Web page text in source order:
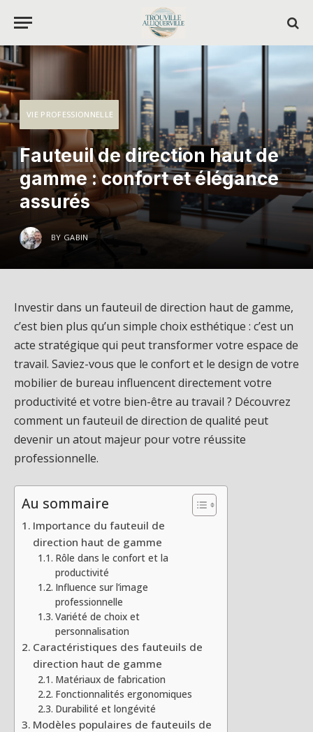
VIE PROFESSIONNELLE
Fauteuil de direction haut de
gamme : confort et élégance
assurés
BY GABIN
Investir dans un fauteuil de direction haut de gamme,
c’est bien plus qu’un simple choix esthétique : c’est un
acte stratégique qui peut transformer votre espace de
travail. Saviez-vous que le confort et le design de votre
mobilier de bureau influencent directement votre
productivité et votre bien-être au travail ? Découvrez
comment un fauteuil de direction de qualité peut
devenir un atout majeur pour votre réussite
professionnelle.
Au sommaire
Importance du fauteuil de
direction haut de gamme
Rôle dans le confort et la
productivité
Influence sur l’image
professionnelle
Variété de choix et
personnalisation
Caractéristiques des fauteuils de
direction haut de gamme
Matériaux de fabrication
Fonctionnalités ergonomiques
Durabilité et longévité
Modèles populaires de fauteuils de